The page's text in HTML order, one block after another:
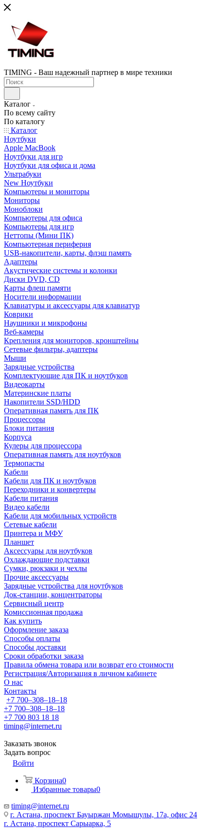
TIMING - Ваш надежный партнер в мире техники
Каталог
По всему сайту
По каталогу
Каталог
Ноутбуки
Apple MacBook
Ноутбуки для игр
Ноутбуки для офиса и дома
Ультрабуки
New Ноутбуки
Компьютеры и мониторы
Мониторы
Моноблоки
Компьютеры для офиса
Компьютеры для игр
Неттопы (Мини ПК)
Компьютерная периферия
USB-накопители, карты, флэш память
Адаптеры
Акустические системы и колонки
Диски DVD, CD
Карты флеш памяти
Носители информации
Клавиатуры и аксессуары для клавиатур
Коврики
Наушники и микрофоны
Веб-камеры
Крепления для мониторов, кронштейны
Сетевые фильтры, адаптеры
Мыши
Зарядные устройства
Комплектующие для ПК и ноутбуков
Видеокарты
Материнские платы
Накопители SSD/HDD
Оперативная память для ПК
Процессоры
Блоки питания
Корпуса
Кулеры для процессора
Оперативная память для ноутбуков
Термопасты
Кабели
Кабели для ПК и ноутбуков
Переходники и конвертеры
Кабели питания
Видео кабели
Кабели для мобильных устройств
Сетевые кабели
Принтера и МФУ
Планшет
Аксессуары для ноутбуков
Охлаждающие подставки
Сумки, рюкзаки и чехлы
Прочие аксессуары
Зарядные устройства для ноутбуков
Док-станции, концентраторы
Сервисный центр
Комиссионная продажа
Как купить
Оформление заказа
Способы оплаты
Способы доставки
Сроки обработки заказа
Правила обмена товара или возврат его стоимости
Регистрация/Авторизация в личном кабинете
О нас
Контакты
+7 700‒308‒18‒18
+7 700‒308‒18‒18
+7 700 803 18 18
timing@internet.ru
Заказать звонок
Задать вопрос
Войти
Корзина0
Избранные товары0
timing@internet.ru
г. Астана, проспект Бауыржан Момышулы, 17а, офис 24
г. Астана, проспект Сарыарка, 5